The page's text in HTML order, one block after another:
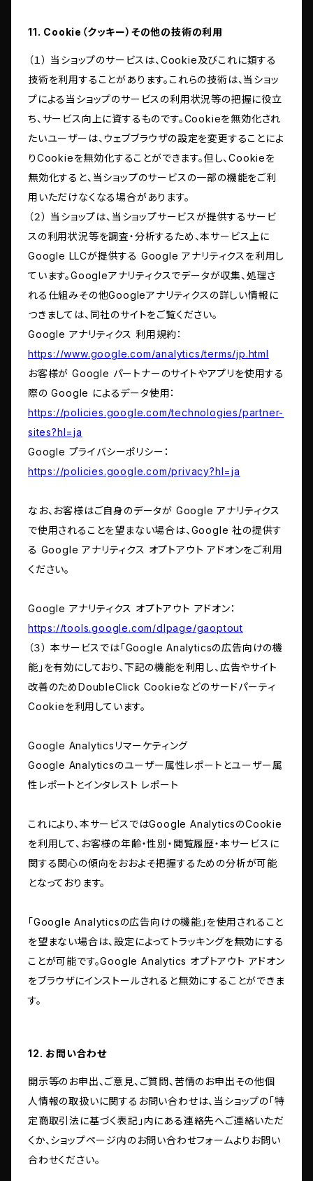
11. Cookie（クッキー）その他の技術の利用
（１） 当ショップのサービスは、Cookie及びこれに類する
技術を利用することがあります。これらの技術は、当ショッ
プによる当ショップのサービスの利用状況等の把握に役立
ち、サービス向上に資するものです。Cookieを無効化され
たいユーザーは、ウェブブラウザの設定を変更することによ
りCookieを無効化することができます。但し、Cookieを
無効化すると、当ショップのサービスの一部の機能をご利
用いただけなくなる場合があります。
（２） 当ショップは、当ショップサービスが提供するサービ
スの利用状況等を調査・分析するため、本サービス上に
Google LLCが提供する Google アナリティクスを利用し
ています。Googleアナリティクスでデータが収集、処理さ
れる仕組みその他Googleアナリティクスの詳しい情報に
つきましては、同社のサイトをご覧ください。
Google アナリティクス 利用規約：
https://www.google.com/analytics/terms/jp.html
お客様が Google パートナーのサイトやアプリを使用する
際の Google によるデータ使用：
https://policies.google.com/technologies/partner-
sites?hl=ja
Google プライバシーポリシー：
https://policies.google.com/privacy?hl=ja
なお、お客様はご自身のデータが Google アナリティクス
で使用されることを望まない場合は、Google 社の提供す
る Google アナリティクス オプトアウト アドオンをご利用
ください。
Google アナリティクス オプトアウト アドオン：
https://tools.google.com/dlpage/gaoptout
（３） 本サービスでは「Google Analyticsの広告向けの機
能」を有効にしており、下記の機能を利用し、広告やサイト
改善のためDoubleClick Cookieなどのサードパーティ
Cookieを利用しています。
Google Analyticsリマーケティング
Google Analyticsのユーザー属性レポートとユーザー属
性レポートとインタレスト レポート
これにより、本サービスではGoogle AnalyticsのCookie
を利用して、お客様の年齢・性別・閲覧履歴・本サービスに
関する関心の傾向をおおよそ把握するための分析が可能
となっております。
「Google Analyticsの広告向けの機能」を使用されること
を望まない場合は、設定によってトラッキングを無効にする
ことが可能です。Google Analytics オプトアウト アドオン
をブラウザにインストールされると無効にすることができま
す。
12. お問い合わせ
開示等のお申出、ご意見、ご質問、苦情のお申出その他個
人情報の取扱いに関するお問い合わせは、当ショップの「特
定商取引法に基づく表記」内にある連絡先へご連絡いただ
くか、ショップページ内のお問い合わせフォームよりお問い
合わせください。